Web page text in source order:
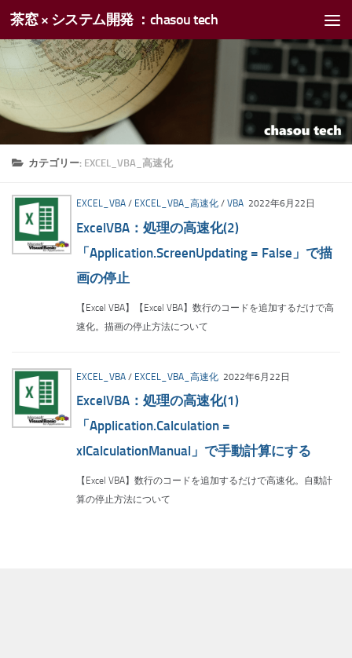
コンテンツへスキップ
茶窓 × システム開発 ：chasou tech
カテゴリー: EXCEL_VBA_高速化
EXCEL_VBA / EXCEL_VBA_高速化 / VBA 2022年6月22日
ExcelVBA：処理の高速化(2)
「Application.ScreenUpdating = False」で描
画の停止
【Excel VBA】【Excel VBA】数行のコードを追加するだけで高
速化。描画の停止方法について
EXCEL_VBA / EXCEL_VBA_高速化 2022年6月22日
ExcelVBA：処理の高速化(1)
「Application.Calculation =
xlCalculationManual」で手動計算にする
【Excel VBA】数行のコードを追加するだけで高速化。自動計
算の停止方法について